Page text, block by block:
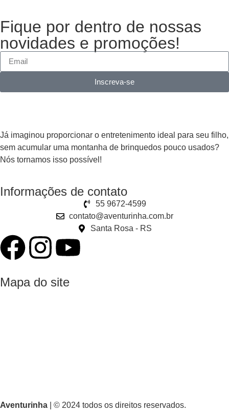
Fique por dentro de nossas
novidades e promoções!
Inscreva-se
Já imaginou proporcionar o entretenimento ideal para seu filho,
sem acumular uma montanha de brinquedos pouco usados?
Nós tornamos isso possível!
Informações de contato
55 9672-4599
contato@aventurinha.com.br
Santa Rosa - RS
Mapa do site
Aventurinha | © 2024 todos os direitos reservados.